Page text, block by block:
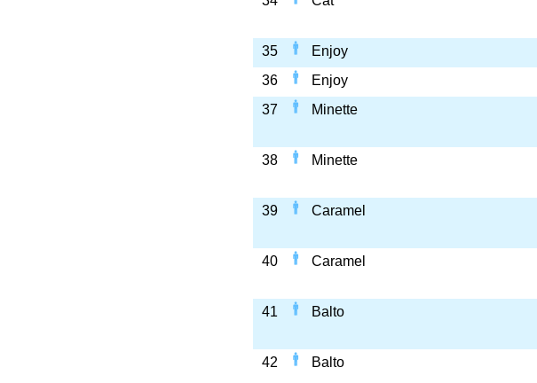
35
Enjoy
36
Enjoy
37
Minette
38
Minette
39
Caramel
40
Caramel
41
Balto
42
Balto